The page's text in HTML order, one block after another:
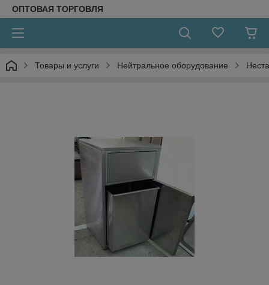
ОПТОВАЯ ТОРГОВЛЯ
Товары и услуги Нейтральное оборудование